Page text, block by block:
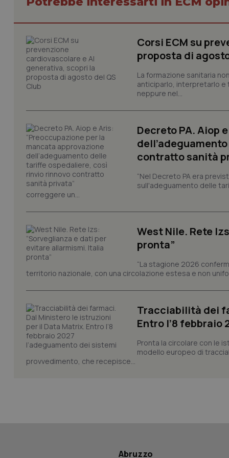
Corsi ECM su
proposta di
La formazione sanitaria
anticiparlo, interpretarlo e
neppure nel...
Decreto PA. Aiop
contratto sanità
“Nel Decreto PA era
sull'adeguamento delle
correggere un...
West Nile. Rete
pronta”
“La stagione 2026
territorio nazionale, con una circolazione estesa e non
Tracciabilità dei
Entro l’8 febbraio
Pronta la circolare con le
modello europeo di
provvedimento, che recepisce...
Abruzzo
tracking-sites-
tracking-enable
tracking-sites-
PHPSESSID
_ga_KM60CM4NPH
Nome
_ga_0VMQEQKQ1N
Nome